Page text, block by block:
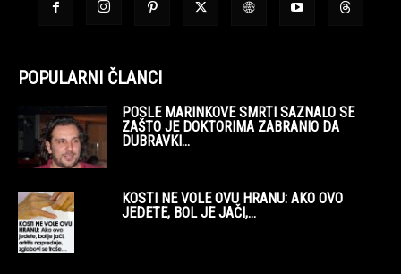
POPULARNI ČLANCI
POSLE MARINKOVE SMRTI SAZNALO SE
ZAŠTO JE DOKTORIMA ZABRANIO DA
DUBRAVKI...
KOSTI NE VOLE OVU HRANU: AKO OVO
JEDETE, BOL JE JAČI,...